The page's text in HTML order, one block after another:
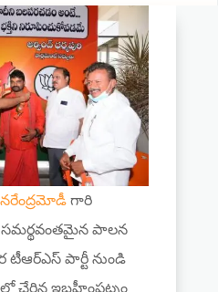
నరేంద్రమోడీగారి
పాలన
టీఆర్ఎస్ పార్టీ నుండి
ఇబ్రహీంపట్నం